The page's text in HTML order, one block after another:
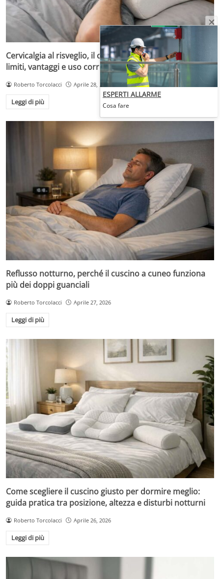
Cervicalgia al risveglio, il cuscino a onda può aiutare:
limiti, vantaggi e uso corretto
Roberto Torcolacci Aprile 28, 2026
Leggi di più
Reflusso notturno, perché il cuscino a cuneo funziona
più dei doppi guanciali
Roberto Torcolacci Aprile 27, 2026
Leggi di più
Come scegliere il cuscino giusto per dormire meglio:
guida pratica tra posizione, altezza e disturbi notturni
Roberto Torcolacci Aprile 26, 2026
Leggi di più
ESPERTI ALLARME
Cosa fare